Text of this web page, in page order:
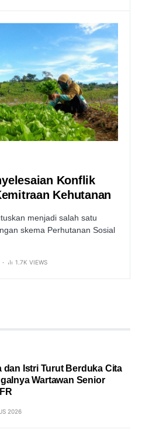
Konflik
Kehutanan
menjadi salah satu
skema Perhutanan Sosial
1.7K VIEWS
dan Istri Turut Berduka Cita
Wartawan Senior
2026